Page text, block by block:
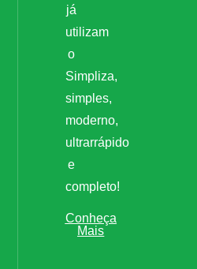
já
utilizam
o
Simpliza,
simples,
moderno,
ultrarrápido
e
completo!
Conheça
Mais